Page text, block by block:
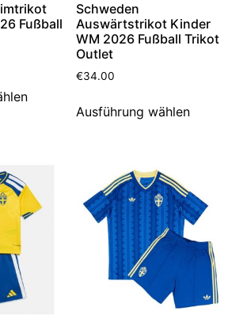
Fußball
Schweden
Auswärtstrikot Kinder
WM 2026 Fußball Trikot
Outlet
€34.00
Ausführung wählen